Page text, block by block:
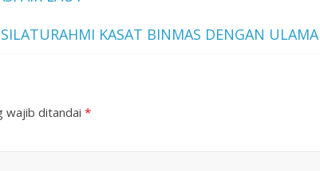
SILATURAHMI KASAT BINMAS DENGAN ULAMA
wajib ditandai *